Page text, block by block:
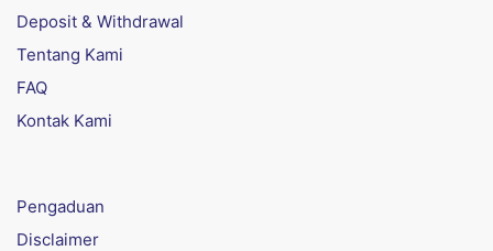
Deposit & Withdrawal
Tentang Kami
FAQ
Kontak Kami
Pengaduan
Disclaimer